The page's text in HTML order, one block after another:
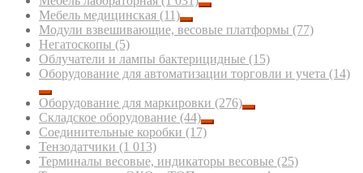
Мебель медицинская (11)
Модули взвешивающие, весовые платформы (77)
Негатоскопы (5)
Облучатели и лампы бактерицидные (15)
Оборудование для автоматизации торговли и учета (14)
Оборудование для маркировки (276)
Складское оборудование (44)
Соединительные коробки (17)
Тензодатчики (1 013)
Терминалы весовые, индикаторы весовые (25)